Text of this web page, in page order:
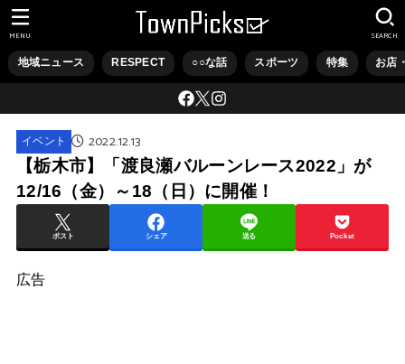
地域ニュース RESPECT ○○な話 スポーツ 特集 お店
SEARCH
MENU
イベント 2022.12.13
【栃木市】「渡良瀬バルーンレース2022」が
12/16（金）～18（日）に開催！
ポスト シェア 送る Pocket
広告